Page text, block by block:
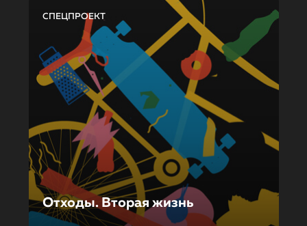
СПЕЦПРОЕКТ
Отходы. Вторая жизнь